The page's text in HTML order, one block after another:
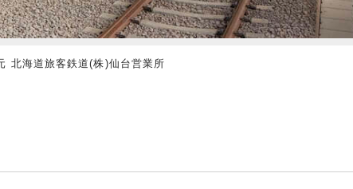
北海道旅客鉄道(株)仙台営業所